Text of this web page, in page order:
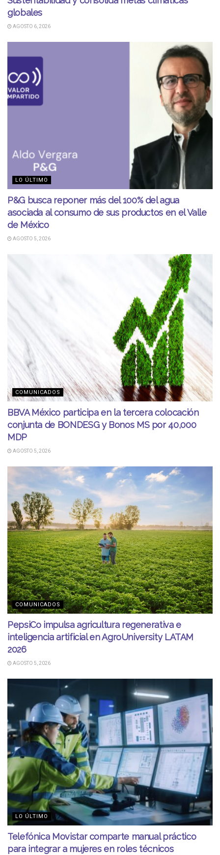
globales
AGOSTO 6, 2026
LO ÚLTIMO
P&G busca reponer más del 100% del agua
asociada al consumo de sus productos en el Valle
de México
AGOSTO 5, 2026
COMUNICADOS
BBVA México participa en la tercera colocación
conjunta de BONDESG y Bonos MS por 40,000
MDP
AGOSTO 5, 2026
COMUNICADOS
PepsiCo impulsa agricultura regenerativa e
inteligencia artificial en AgroUniversity LATAM
2026
AGOSTO 5, 2026
LO ÚLTIMO
Telefónica Movistar comparte manual práctico
para integrar a mujeres en roles técnicos